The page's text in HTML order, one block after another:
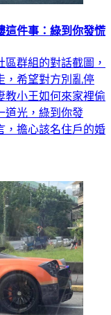
這件事：綠到你發慌
群組的對話截圖，
，希望對方別亂停
教小王如何來家裡偷
道光，綠到你發
，擔心該名住戶的婚